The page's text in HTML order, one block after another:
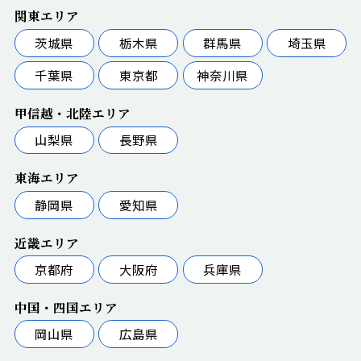
関東エリア
茨城県
栃木県 群馬県
埼玉県
千葉県
東京都 神奈川県
甲信越・北陸エリア
山梨県
長野県
東海エリア
静岡県
愛知県
近畿エリア
京都府
大阪府 兵庫県
中国・四国エリア
岡山県
広島県